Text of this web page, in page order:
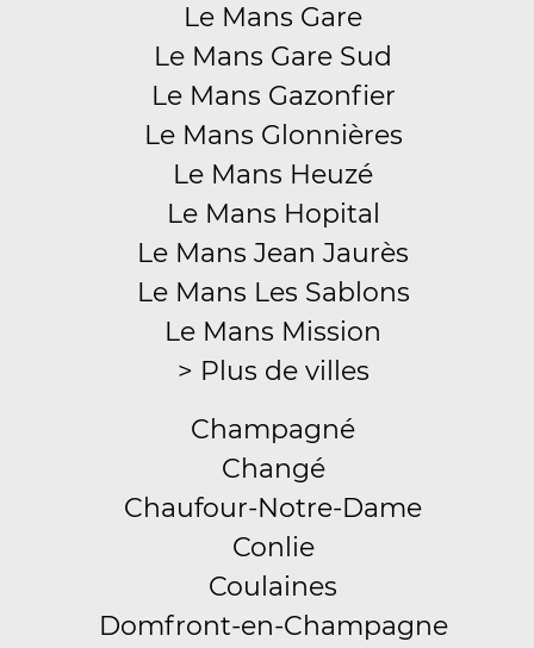
Le Mans Gare
Le Mans Gare Sud
Le Mans Gazonfier
Le Mans Glonnières
Le Mans Heuzé
Le Mans Hopital
Le Mans Jean Jaurès
Le Mans Les Sablons
Le Mans Mission
> Plus de villes
Champagné
Changé
Chaufour-Notre-Dame
Conlie
Coulaines
Domfront-en-Champagne